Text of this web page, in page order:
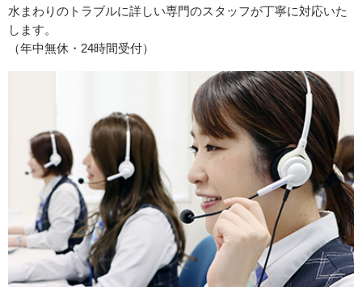
愛知県岡﨑市合歓木町へ給水管の水漏れ修理に伺いまし
た。
愛知県春日井市岩成台へトイレ修理に向かいました。
2026/07/31
愛知県犬山市羽黒竹の腰へトイレの故障修理に向かいまし
た。
水まわりのトラブルに詳しい専門のスタッフが丁寧に対応いた
します。
（年中無休・24時間受付）